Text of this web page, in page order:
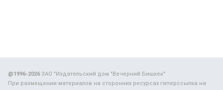
@1996-2026ЗАО "Издательский дом "Вечерний Бишкек"
При размещении материалов на сторонних ресурсах гиперссылка на